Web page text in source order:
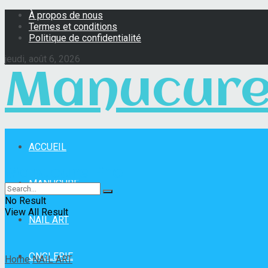
À propos de nous
Termes et conditions
Politique de confidentialité
jeudi, août 6, 2026
ACCUEIL
MANUCURE
NAIL ART
ONGLERIE
No Result
View All Result
Home NAIL ART